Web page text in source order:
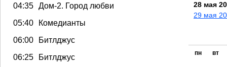
04:35 Дом-2. Город любви
05:40
Комедианты
06:00
Битлджус
06:25
Битлджус
28 мая
29 мая
пн вт